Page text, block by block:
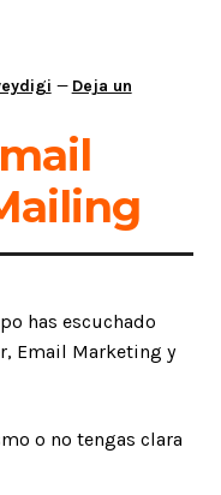
— Deja un
has escuchado
Email Marketing y
o no tengas clara